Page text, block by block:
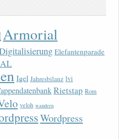
Armorial
Elefantenparade
Igel Jahresbilanz lvi
Rietstap Rom
veloh wandern
Wordpress